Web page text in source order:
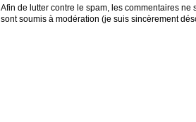
Afin de lutter contre le spam, les commentaires
sont soumis à modération (je suis sincèrement